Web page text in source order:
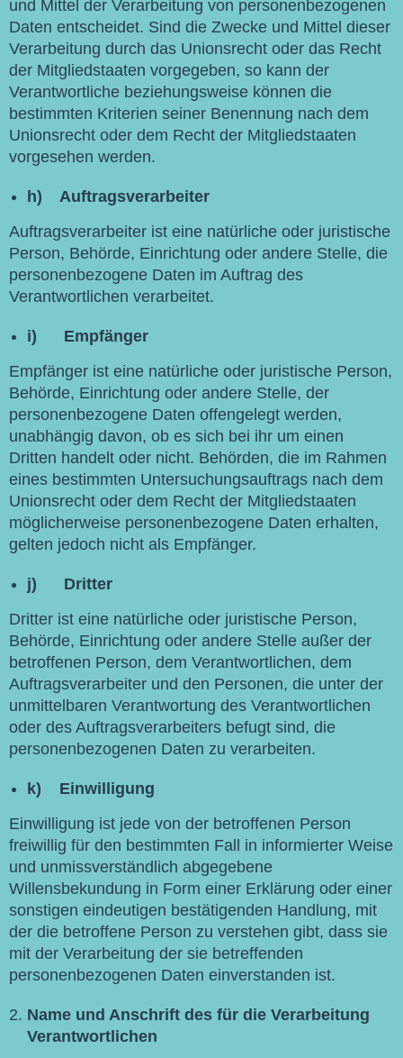
und Mittel der Verarbeitung von personenbezogenen
Daten entscheidet. Sind die Zwecke und Mittel dieser
Verarbeitung durch das Unionsrecht oder das Recht
der Mitgliedstaaten vorgegeben, so kann der
Verantwortliche beziehungsweise können die
bestimmten Kriterien seiner Benennung nach dem
Unionsrecht oder dem Recht der Mitgliedstaaten
vorgesehen werden.
h) Auftragsverarbeiter
Auftragsverarbeiter ist eine natürliche oder juristische
Person, Behörde, Einrichtung oder andere Stelle, die
personenbezogene Daten im Auftrag des
Verantwortlichen verarbeitet.
i) Empfänger
Empfänger ist eine natürliche oder juristische Person,
Behörde, Einrichtung oder andere Stelle, der
personenbezogene Daten offengelegt werden,
unabhängig davon, ob es sich bei ihr um einen
Dritten handelt oder nicht. Behörden, die im Rahmen
eines bestimmten Untersuchungsauftrags nach dem
Unionsrecht oder dem Recht der Mitgliedstaaten
möglicherweise personenbezogene Daten erhalten,
gelten jedoch nicht als Empfänger.
j) Dritter
Dritter ist eine natürliche oder juristische Person,
Behörde, Einrichtung oder andere Stelle außer der
betroffenen Person, dem Verantwortlichen, dem
Auftragsverarbeiter und den Personen, die unter der
unmittelbaren Verantwortung des Verantwortlichen
oder des Auftragsverarbeiters befugt sind, die
personenbezogenen Daten zu verarbeiten.
k) Einwilligung
Einwilligung ist jede von der betroffenen Person
freiwillig für den bestimmten Fall in informierter Weise
und unmissverständlich abgegebene
Willensbekundung in Form einer Erklärung oder einer
sonstigen eindeutigen bestätigenden Handlung, mit
der die betroffene Person zu verstehen gibt, dass sie
mit der Verarbeitung der sie betreffenden
personenbezogenen Daten einverstanden ist.
Name und Anschrift des für die Verarbeitung
Verantwortlichen